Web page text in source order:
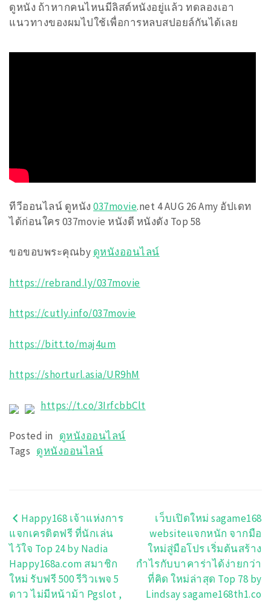
ดูหนัง ถ้าหากคนไหนมีลิสต์หนังอยู่แล้ว ทดลองเอา
แนวทางของผมไปใช้เพื่อการหลบสปอยล์กันได้เลย
ทีวีออนไลน์ ดูหนัง037movie.net 4 AUG 26 Amy อัปเดท
ได้ก่อนใคร 037movie หนังดี หนังดัง Top 58
ขอขอบพระคุณby ดูหนังออนไลน์
https://rebrand.ly/037movie
https://cutly.info/037movie
https://bitt.to/maj4um
https://shorturl.asia/UR9hM
https://t.co/3IrfcbbClt
Posted in ดูหนังออนไลน์
Tags ดูหนังออนไลน์
แนะแนว
เรื่อง
Happy168 เจ้าแห่งการ
แจกเครดิตฟรี ที่นักเล่น
ไว้ใจ Top 24 by Nadia
Happy168a.com สมาชิก
ใหม่ รับฟรี 500 รีวิวเพจ 5
ดาว ไม่มีหน้าม้า Pgslot ,
เว็บเปิดใหม่ sagame168
websiteแจกหนัก จากมือ
ใหม่สู่มือโปร เริ่มต้นสร้าง
กำไรกับบาคาร่าได้ง่ายกว่า
ที่คิด ใหม่ล่าสุด Top 78 by
Lindsay sagame168th1.co